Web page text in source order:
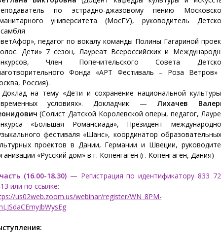
по эстрадно-джазовому пению
университета (МосГУ), руководитель
педагог по вокалу команды Полины Гагариной
Дети» 7 сезон, Лауреат Всероссийских и
Член Попечительского Совета
Фонда «АРТ Фестиваль – Роза Ветров»
Россия).
на тему «Дети и сохранение национальной
условиях». Докладчик —Лихачев
(Солист Датской Королевской оперы, педагог,
«Большая Романсиада», Президент
фестиваля «Шанс», координатор
проектов в Дании, Германии и Швеции,
«Русский дом» в г. Копенгаген (г. Копенгаген, Дания)
(16.00-18.30) — Регистрация по идентификатору 833
или по ссылке:
us02web.zoom.us/webinar/register/WN_8PM-